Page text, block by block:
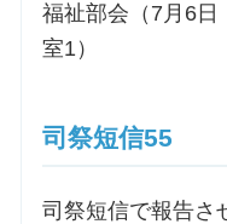
福祉部会（7月6日
室1）
司祭短信55
司祭短信で報告さ